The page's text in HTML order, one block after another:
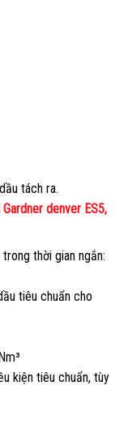
tách ra.
denver ES5,
thời gian ngắn:
tiêu chuẩn cho
kiện tiêu chuẩn, tùy